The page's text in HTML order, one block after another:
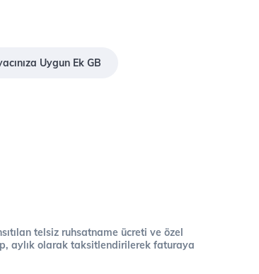
Uygun Ek GB
telsiz ruhsatname ücreti ve özel
aylık olarak taksitlendirilerek faturaya